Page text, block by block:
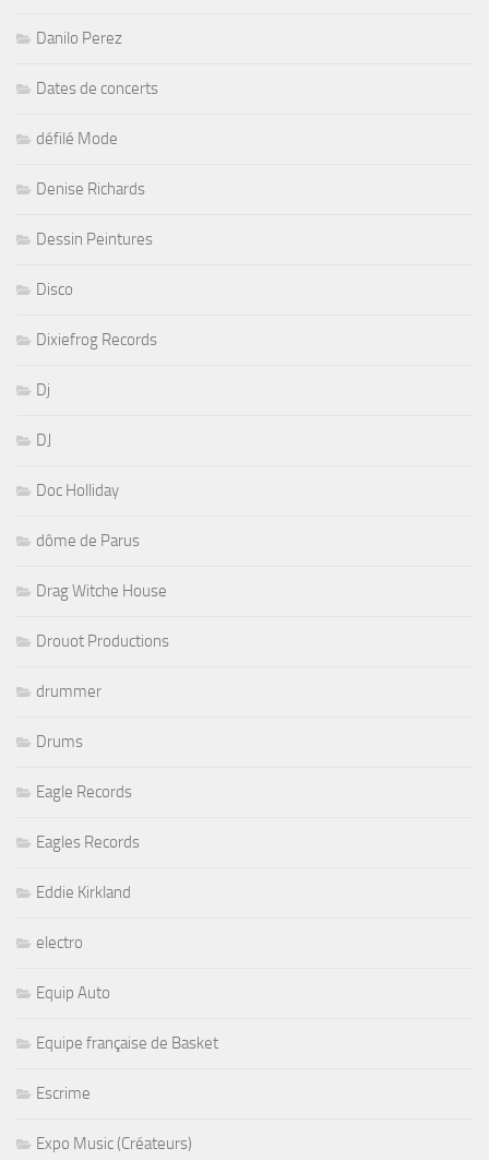
Danilo Perez
Dates de concerts
défilé Mode
Denise Richards
Dessin Peintures
Disco
Dixiefrog Records
Dj
DJ
Doc Holliday
dôme de Parus
Drag Witche House
Drouot Productions
drummer
Drums
Eagle Records
Eagles Records
Eddie Kirkland
electro
Equip Auto
Equipe française de Basket
Escrime
Expo Music (Créateurs)